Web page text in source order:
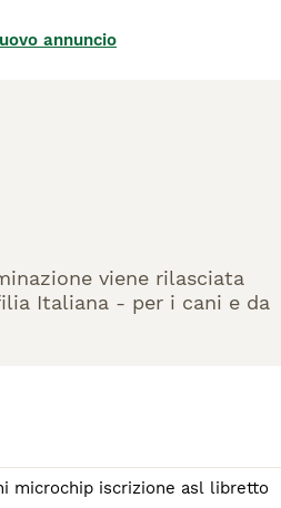
annuncio
viene rilasciata
Italiana - per i cani e da
microchip iscrizione asl libretto